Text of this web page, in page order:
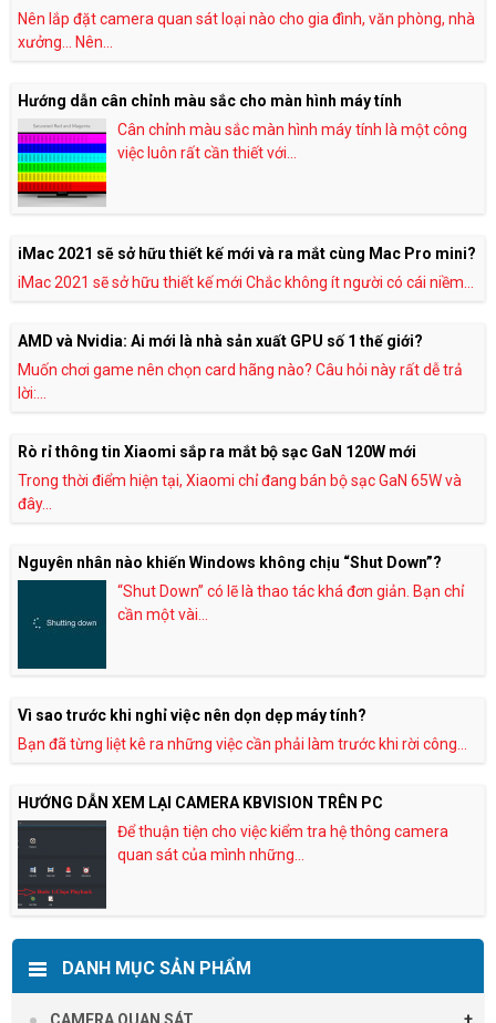
Nên lắp đặt camera quan sát loại nào cho gia đình, văn phòng, nhà
xưởng… Nên...
Hướng dẫn cân chỉnh màu sắc cho màn hình máy tính
Cân chỉnh màu sắc màn hình máy tính là một công
việc luôn rất cần thiết với...
iMac 2021 sẽ sở hữu thiết kế mới và ra mắt cùng Mac Pro mini?
iMac 2021 sẽ sở hữu thiết kế mới Chắc không ít người có cái niềm...
AMD và Nvidia: Ai mới là nhà sản xuất GPU số 1 thế giới?
Muốn chơi game nên chọn card hãng nào? Câu hỏi này rất dễ trả
lời:...
Rò rỉ thông tin Xiaomi sắp ra mắt bộ sạc GaN 120W mới
Trong thời điểm hiện tại, Xiaomi chỉ đang bán bộ sạc GaN 65W và
đây...
Nguyên nhân nào khiến Windows không chịu “Shut Down”?
“Shut Down” có lẽ là thao tác khá đơn giản. Bạn chỉ
cần một vài...
Vì sao trước khi nghỉ việc nên dọn dẹp máy tính?
Bạn đã từng liệt kê ra những việc cần phải làm trước khi rời công...
HƯỚNG DẪN XEM LẠI CAMERA KBVISION TRÊN PC
Để thuận tiện cho việc kiểm tra hệ thông camera
quan sát của mình những...
DANH MỤC SẢN PHẨM